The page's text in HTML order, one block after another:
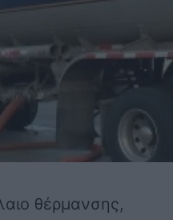
θέρμανσης,